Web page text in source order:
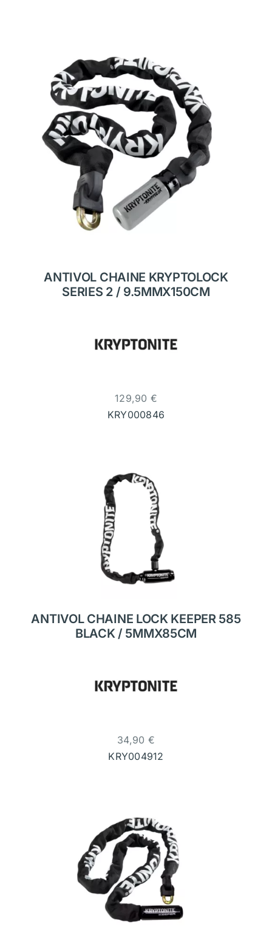
ANTIVOL CHAINE KRYPTOLOCK
SERIES 2 / 9.5MMX150CM
129,90 €
KRY000846
ANTIVOL CHAINE LOCK KEEPER 585
BLACK / 5MMX85CM
34,90 €
KRY004912